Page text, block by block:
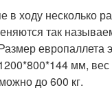
в ходу несколько
так
европаллета
мм,
до 600 кг.